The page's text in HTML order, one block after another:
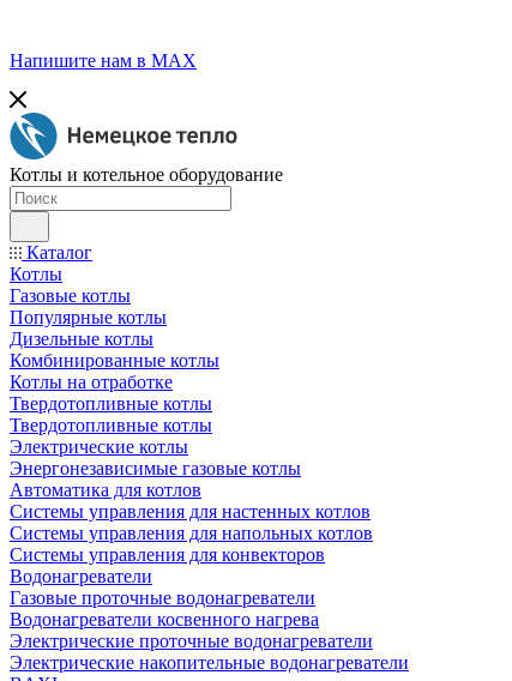
Напишите нам в МАХ
Котлы и котельное оборудование
Каталог
Котлы
Газовые котлы
Популярные котлы
Дизельные котлы
Комбинированные котлы
Котлы на отработке
Твердотопливные котлы
Твердотопливные котлы
Электрические котлы
Энергонезависимые газовые котлы
Автоматика для котлов
Системы управления для настенных котлов
Системы управления для напольных котлов
Системы управления для конвекторов
Водонагреватели
Газовые проточные водонагреватели
Водонагреватели косвенного нагрева
Электрические проточные водонагреватели
Электрические накопительные водонагреватели